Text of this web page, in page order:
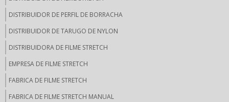
DISTRIBUIDOR DE PERFIL DE BORRACHA
DISTRIBUIDOR DE TARUGO DE NYLON
DISTRIBUIDORA DE FILME STRETCH
EMPRESA DE FILME STRETCH
FABRICA DE FILME STRETCH
FABRICA DE FILME STRETCH MANUAL